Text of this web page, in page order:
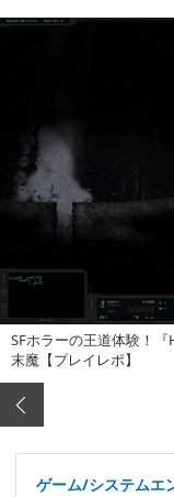
SFホラーの王道体験！
末魔【プレイレポ】
ゲーム/システム